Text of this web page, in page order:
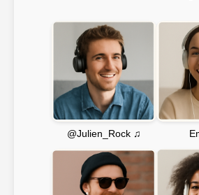
@Julien_Rock ♫